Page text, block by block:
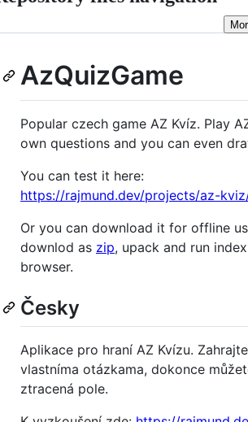
AzQuizGame
Popular czech game AZ Kvíz. Play
own questions and you can even
You can test it here:
https://rajmund.dev/projects/az-
Or you can download it for offline
downlod as zip, upack and run
browser.
Česky
Aplikace pro hraní AZ Kvízu.
vlastníma otázkama, dokonce
ztracená pole.